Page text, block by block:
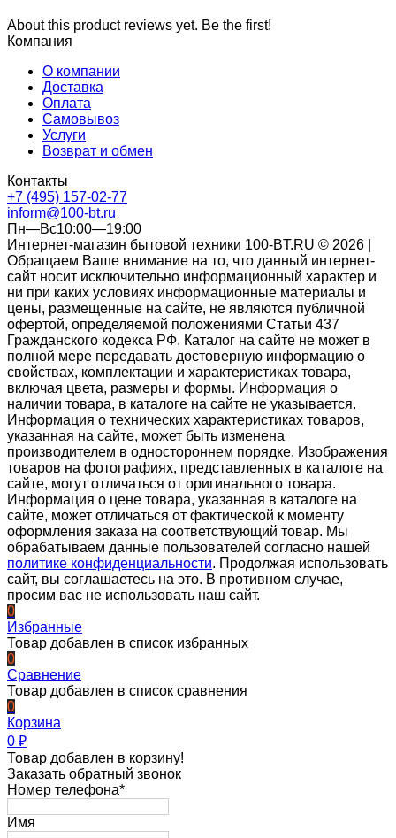
About this product reviews yet. Be the first!
Компания
О компании
Доставка
Оплата
Самовывоз
Услуги
Возврат и обмен
Контакты
+7 (495) 157-02-77
inform@100-bt.ru
Пн—Вс10:00—19:00
Интернет-магазин бытовой техники 100-BT.RU © 2026 |
Обращаем Ваше внимание на то, что данный интернет-
сайт носит исключительно информационный характер и
ни при каких условиях информационные материалы и
цены, размещенные на сайте, не являются публичной
офертой, определяемой положениями Статьи 437
Гражданского кодекса РФ. Каталог на сайте не может в
полной мере передавать достоверную информацию о
свойствах, комплектации и характеристиках товара,
включая цвета, размеры и формы. Информация о
наличии товара, в каталоге на сайте не указывается.
Информация о технических характеристиках товаров,
указанная на сайте, может быть изменена
производителем в одностороннем порядке. Изображения
товаров на фотографиях, представленных в каталоге на
сайте, могут отличаться от оригинального товара.
Информация о цене товара, указанная в каталоге на
сайте, может отличаться от фактической к моменту
оформления заказа на соответствующий товар. Мы
обрабатываем данные пользователей согласно нашей
политике конфиденциальности. Продолжая использовать
сайт, вы соглашаетесь на это. В противном случае,
просим вас не использовать наш сайт.
0
Избранные
Товар добавлен в список избранных
0
Сравнение
Товар добавлен в список сравнения
0
Корзина
0 ₽
Товар добавлен в корзину!
Заказать обратный звонок
Номер телефона*
Имя